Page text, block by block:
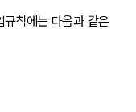
칙에는 다음과 같은